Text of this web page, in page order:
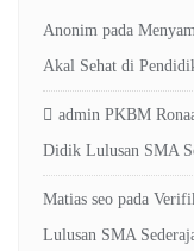
Anonim pada
Akal Sehat di
admin PKBM
Didik Lulusan SMA
Matias seo pada
Lulusan SMA